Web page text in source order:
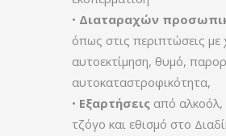
• Διαταραχών
όπως στις περιπτώσεις με
αυτοεκτίμηση, θυμό,
αυτοκαταστροφικότητα,
• Εξαρτήσεις από
τζόγο και εθισμό στο